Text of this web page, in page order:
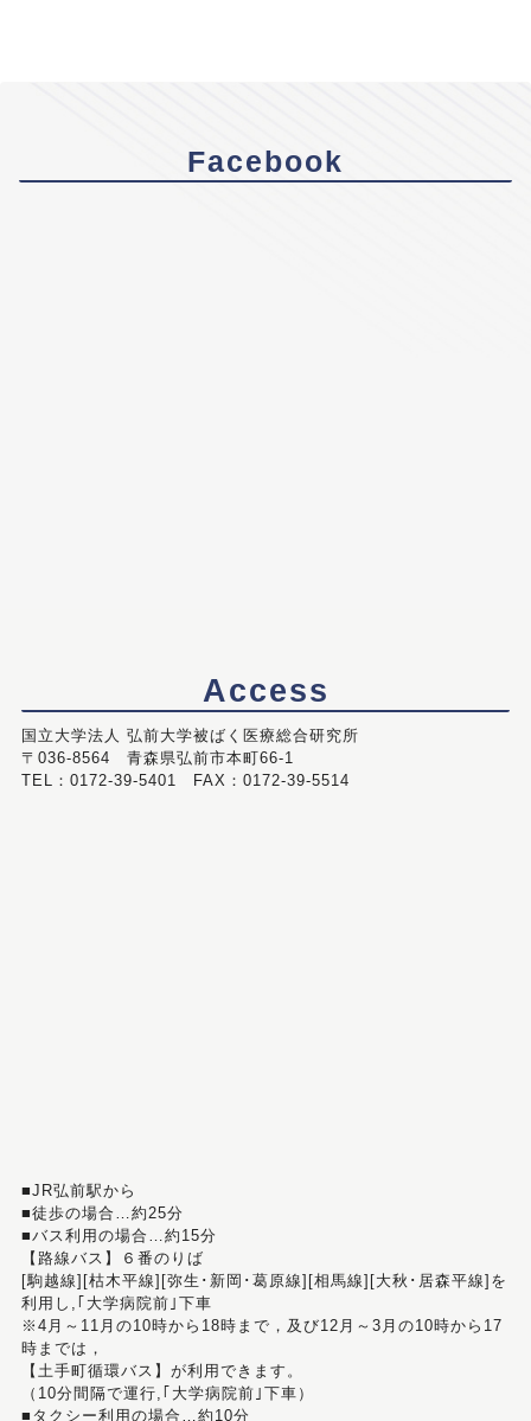
Facebook
Access
国立大学法人 弘前大学被ばく医療総合研究所
〒036-8564 青森県弘前市本町66-1
TEL：0172-39-5401 FAX：0172-39-5514
■JR弘前駅から
■徒歩の場合…約25分
■バス利用の場合…約15分
【路線バス】６番のりば
[駒越線][枯木平線][弥生･新岡･葛原線][相馬線][大秋･居森平線]を
利用し,｢大学病院前｣下車
※4月～11月の10時から18時まで，及び12月～3月の10時から17
時までは，
【土手町循環バス】が利用できます。
（10分間隔で運行,｢大学病院前｣下車）
■タクシー利用の場合…約10分